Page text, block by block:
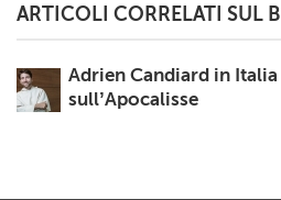
ARTICOLI CORRELATI SUL
Adrien Candiard in
sull’Apocalisse